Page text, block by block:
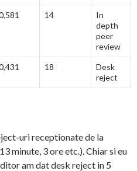
14
In
depth
peer
review
18
Desk
reject
uri receptionate de la
minute, 3 ore etc.). Chiar si eu
am dat desk reject in 5